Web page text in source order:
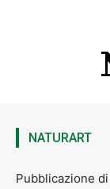
NATURART
Pubblicazione